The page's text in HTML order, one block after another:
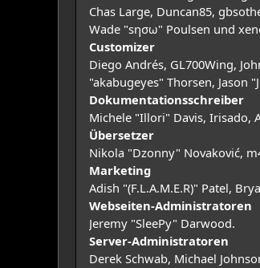
Chas Large, Duncan85,
Wade "sησω" Poulsen und
Customizer
Diego Andrés, GL700Wing,
"akabugeyes" Thorsen, Jason
Dokumentationsschreiber
Michele "Illori" Davis, Irisado,
Übersetzer
Nikola "Dzonny" Novaković,
Marketing
Adish "(F.L.A.M.E.R)" Patel,
Webseiten-Administratoren
Jeremy "SleePy" Darwood.
Server-Administratoren
Derek Schwab, Michael